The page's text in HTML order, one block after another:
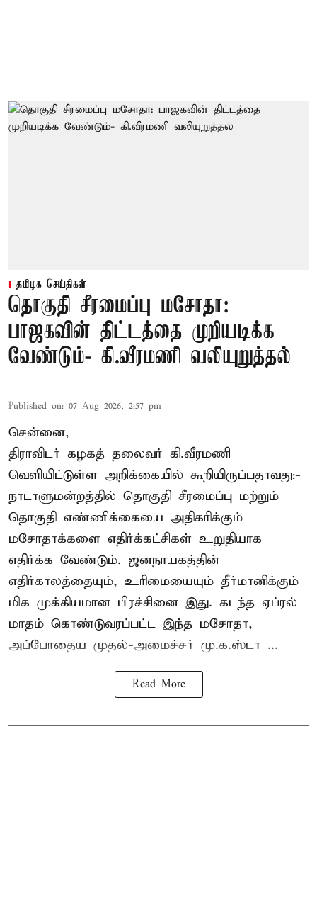
தமிழக செய்திகள்
தொகுதி சீரமைப்பு மசோதா:
பாஜகவின் திட்டத்தை முறியடிக்க
வேண்டும்- கி.வீரமணி வலியுறுத்தல்
Published on: 07 Aug 2026, 2:57 pm
சென்னை,
திராவிடர் கழகத் தலைவர் கி.வீரமணி
வெளியிட்டுள்ள அறிக்கையில் கூறியிருப்பதாவது:-
நாடாளுமன்றத்தில் தொகுதி சீரமைப்பு மற்றும்
தொகுதி எண்ணிக்கையை அதிகரிக்கும்
மசோதாக்களை எதிர்க்கட்சிகள் உறுதியாக
எதிர்க்க வேண்டும். ஜனநாயகத்தின்
எதிர்காலத்தையும், உரிமையையும் தீர்மானிக்கும்
மிக முக்கியமான பிரச்சினை இது. கடந்த ஏப்ரல்
மாதம் கொண்டுவரப்பட்ட இந்த மசோதா,
அப்போதைய முதல்-அமைச்சர் மு.க.ஸ்டா ...
Read More